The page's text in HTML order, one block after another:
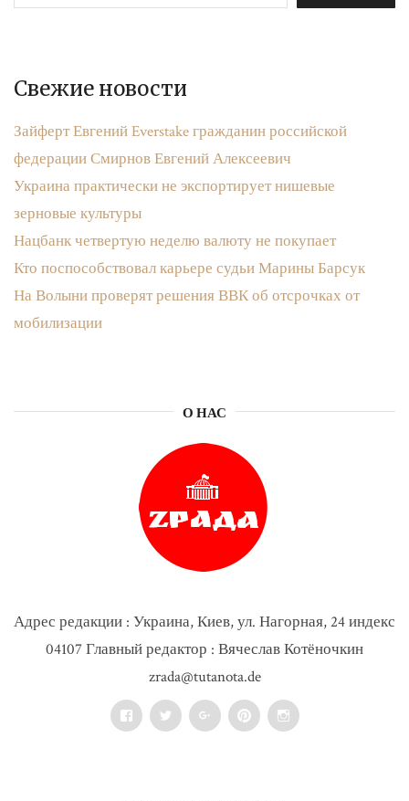
Свежие новости
Зайферт Евгений Everstake гражданин российской
федерации Смирнов Евгений Алексеевич
Украина практически не экспортирует нишевые
зерновые культуры
Нацбанк четвертую неделю валюту не покупает
Кто поспособствовал карьере судьи Марины Барсук
На Волыни проверят решения ВВК об отсрочках от
мобилизации
О НАС
Адрес редакции : Украина, Киев, ул. Нагорная, 24 индекс
04107 Главный редактор : Вячеслав Котёночкин
zrada@tutanota.de
FacebookTwitter Google+PinterestInstagram